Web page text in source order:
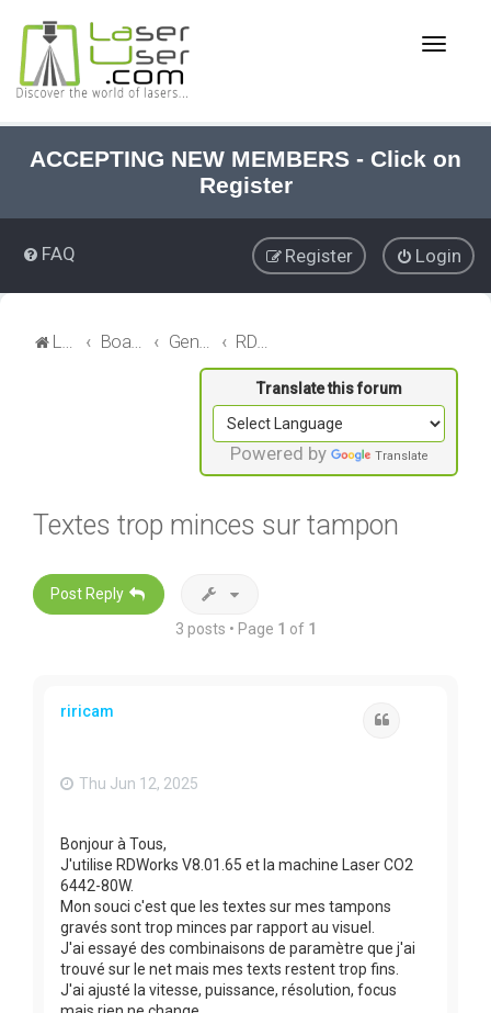
ACCEPTING NEW MEMBERS - Click on
Register
T
e
v
i
g
a
n
FAQ Login
Register
LaserUser.com
Powered by Translate
Textes trop minces sur tampon
Post Reply
3 posts • Page 1 of 1
riricam
Thu Jun 12, 2025
Bonjour à Tous,
J'utilise RDWorks V8.01.65 et la machine Laser CO2
6442-80W.
Mon souci c'est que les textes sur mes tampons
gravés sont trop minces par rapport au visuel.
J'ai essayé des combinaisons de paramètre que j'ai
trouvé sur le net mais mes texts restent trop fins.
J'ai ajusté la vitesse, puissance, résolution, focus